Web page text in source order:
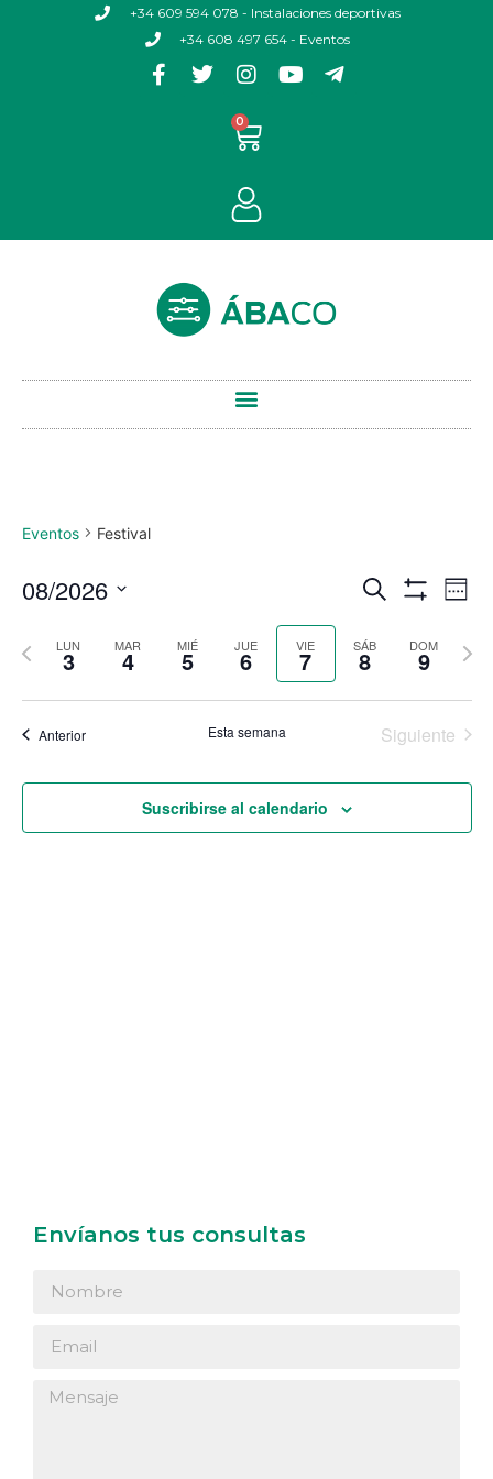
+34 609 594 078 - Instalaciones deportivas
+34 608 497 654 - Eventos
0
Eventos Festival
de
vistas
Eventos
Buscar
de
08/2026
LUN
3 MAR
4 MIÉ
5 JUE
6 VIE
7 SÁB
8 DOM
9
Semana
anterior
Anterior Esta semana Siguiente
Suscribirse al calendario
Envíanos tus consultas